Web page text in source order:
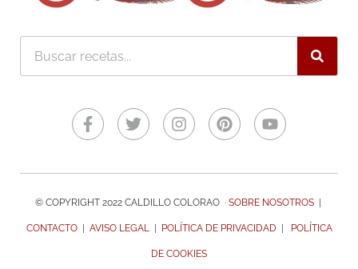
Buscar
f
© COPYRIGHT 2022 CALDILLO COLORAO · SOBRE NOSOTROS|
CONTACTO| AVISO LEGAL| POLÍTICA DE PRIVACIDAD POLÍTICA
DE COOKIES